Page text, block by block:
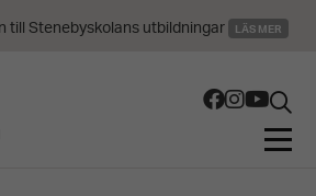
till Stenebyskolans utbildningar LÄS MER